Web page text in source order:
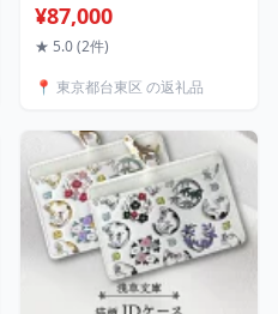
イススプーン』 銀 純銀 ス
プーン アイスクリームスプ
ーン ギフト 贈答 プレゼン
¥87,000
★ 5.0 (2件)
📍 東京都台東区 の返礼品